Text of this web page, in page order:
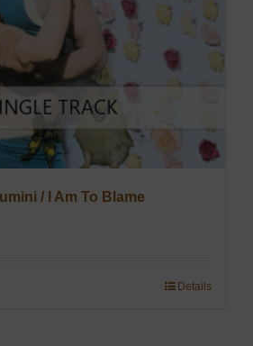
/ I Am To Blame
Details